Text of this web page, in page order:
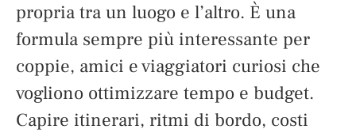
propria tra un luogo e l’altro. È una
formula sempre più interessante per
coppie, amici e viaggiatori curiosi che
vogliono ottimizzare tempo e budget.
Capire itinerari, ritmi di bordo, costi